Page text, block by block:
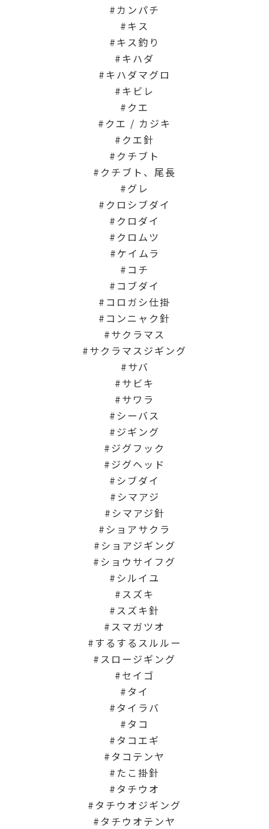
カンパチ
キス
キス釣り
キハダ
キハダマグロ
キビレ
クエ
クエ / カジキ
クエ針
クチブト
クチブト、尾長
グレ
クロシブダイ
クロダイ
クロムツ
ケイムラ
コチ
コブダイ
コロガシ仕掛
コンニャク針
サクラマス
サクラマスジギング
サバ
サビキ
サワラ
シーバス
ジギング
ジグフック
ジグヘッド
シブダイ
シマアジ
シマアジ針
ショアサクラ
ショアジギング
ショウサイフグ
シルイユ
スズキ
スズキ針
スマガツオ
するするスルルー
スロージギング
セイゴ
タイ
タイラバ
タコ
タコエギ
タコテンヤ
たこ掛針
タチウオ
タチウオジギング
タチウオテンヤ